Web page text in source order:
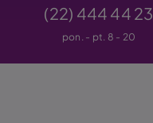
(22) 444 44 23
pon. - pt. 8 - 20